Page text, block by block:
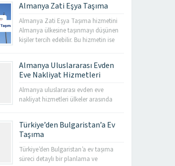
konularına göre değişiklik
gösterebiliyor. İhtiyaç duyduğunuz
taktirde firmanın verdiği hizmetten
yararlanmanız mümkün. Slovakya
memnuniyeti sağlamak amacı...
Almanya Zati Eşya Taşıma
Almanya Zati Eşya Taşıma hizmetini
Almanya ülkesine taşınmayı düşünen
kişiler tercih edebilir. Bu hizmetin ise
siz yalnızca isteğinizi belirtmiş
olursunuz ve bu firmalar gerekli olan
her şeyi sizin için yapar. Bu hizmeti
veren birçok nakliye şirketinin
Almanya Uluslararası Evden
Eve Nakliyat Hizmetleri
Almanya uluslararası evden eve
nakliyat hizmetleri ülkeler arasında
gelişmiş seçenekleri ile müşterilerini
son derece memnun ediyor. Eğer
Almanya ülkesine taşınma planınız
varsa bu hizmetten gönül rahatlığı ile
Türkiye’den Bulgaristan’a Ev
Taşıma
Türkiye’den Bulgaristan’a ev taşıma
süreci detaylı bir planlama ve